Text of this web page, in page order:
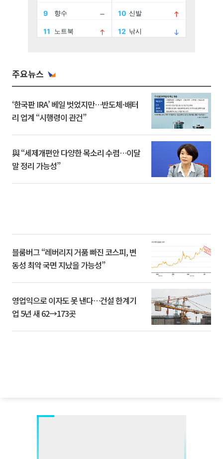
주요뉴스
‘한국판 IRA’ 베일 벗었지만…반도체·배터
리 업계 “시행령이 관건”
與 “세제개편안 다양한 목소리 수렴…이달
말 정리 가능성”
블룸버그 “레버리지 거품 빠진 코스피, 변
동성 최악 국면 지났을 가능성”
영업익으로 이자도 못 낸다…건설 한계기
업 5년 새 62→173곳